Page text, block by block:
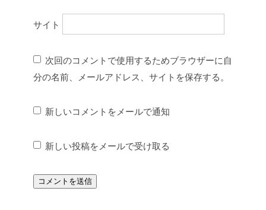
サイト
次回のコメントで使用するためブラウザーに自
分の名前、メールアドレス、サイトを保存する。
新しいコメントをメールで通知
新しい投稿をメールで受け取る